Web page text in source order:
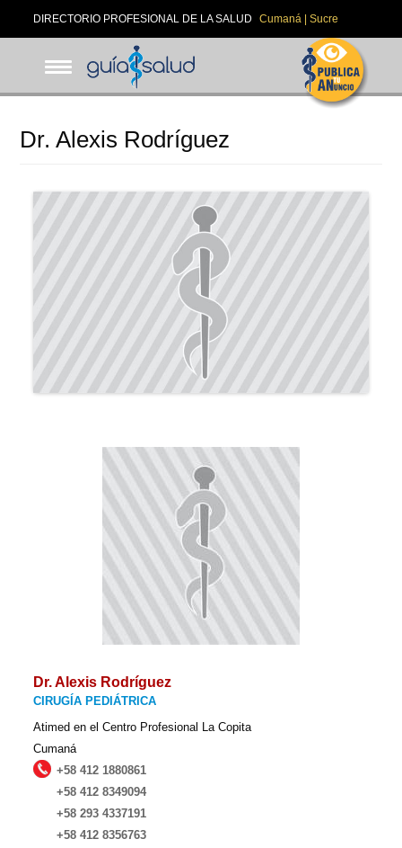
DIRECTORIO PROFESIONAL DE LA SALUD Cumaná | Sucre
Dr. Alexis Rodríguez
Dr. Alexis Rodríguez
CIRUGÍA PEDIÁTRICA
Atimed en el Centro Profesional La Copita
Cumaná
+58 412 1880861
+58 412 8349094
+58 293 4337191
+58 412 8356763